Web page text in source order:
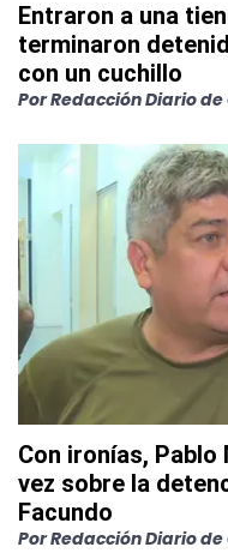
Entraron a una
terminaron
con un cuchillo
PorRedacción Diario de
Con ironías,
vez sobre la
Facundo
PorRedacción Diario de